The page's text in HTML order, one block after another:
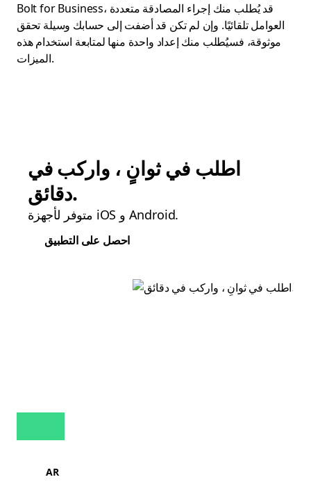
Bolt for Business، قد يُطلب منك إجراء المصادقة متعددة
العوامل تلقائيًا. وإن لم تكن قد أضفت إلى حسابك وسيلة تحقق
موثوقة، فسيُطلب منك إعداد واحدة منها لمتابعة استخدام هذه
الميزات.
اطلب في ثوانٍ ، واركب في
دقائق.
متوفر لأجهزة iOS و Android.
احصل على التطبيق
AR